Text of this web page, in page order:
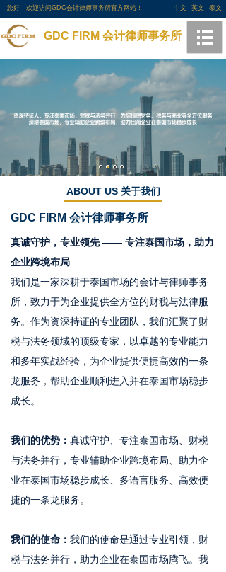
您好！欢迎访问GDC会计律师事务所官方网站！ 中文 英文 泰文
GDC FIRM 会计律师事务所
ABOUT US 关于我们
GDC FIRM 会计律师事务所
真诚守护，专业领先 —— 专注泰国市场，助力
企业跨境布局
我们是一家深耕于泰国市场的会计与律师事务
所，致力于为企业提供全方位的财税与法律服
务。作为资深持证的专业团队，我们汇聚了财
税与法务领域的顶级专家，以卓越的专业能力
和多年实战经验，为企业提供便捷高效的一条
龙服务，帮助企业顺利进入并在泰国市场稳步
成长。
我们的优势： 真诚守护、专注泰国市场、财税
与法务并行，专业辅助企业跨境布局、助力企
业在泰国市场稳步成长、多语言服务、高效便
捷的一条龙服务。
我们的使命： 我们的使命是通过专业引领，财
税与法务并行，助力企业在泰国市场腾飞。我